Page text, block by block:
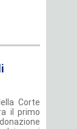
Corte
il primo